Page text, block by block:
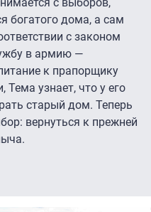
с выборов,
богатого дома, а сам
с законом
в армию —
к прапорщику
Тема узнает, что у его
старый дом. Теперь
вернуться к прежней